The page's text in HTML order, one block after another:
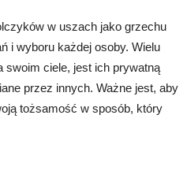
w uszach jako grzechu
i wyboru każdej osoby. Wielu
swoim ciele, jest ich prywatną
przez innych. Ważne jest, aby
tożsamość w sposób, który